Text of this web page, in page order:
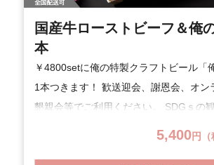
国産牛ローストビーフ＆俺
本
￥4800setに俺の特製クラフトビール「
1本つきます！ 歓送迎会、謝恩会、オン
懇親会等でご利用ください。 SDGｓの
5,400円（